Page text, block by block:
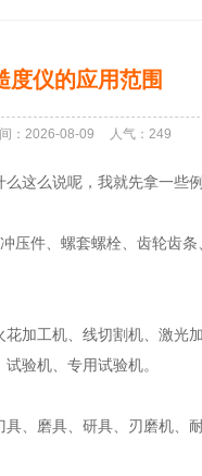
度仪的应用范围
：2026-08-09 人气： 249
这么说呢，我就先拿一些
压件、螺套螺栓、齿轮齿
加工机、线切割机、激光
验机、专用试验机。
、磨具、研具、刃磨机、